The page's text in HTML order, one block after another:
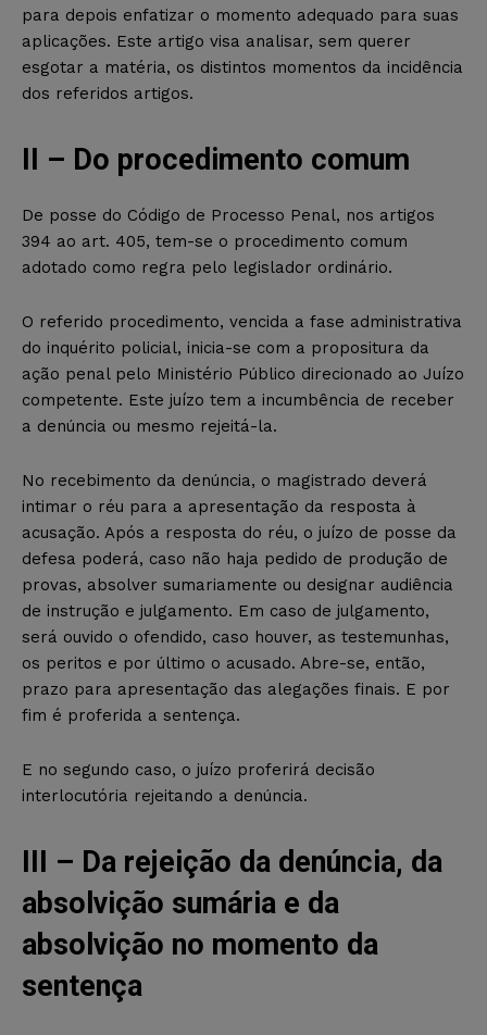
para depois enfatizar o momento adequado para suas
aplicações. Este artigo visa analisar, sem querer
esgotar a matéria, os distintos momentos da incidência
dos referidos artigos.
II – Do procedimento comum
De posse do Código de Processo Penal, nos artigos
394 ao art. 405, tem-se o procedimento comum
adotado como regra pelo legislador ordinário.
O referido procedimento, vencida a fase administrativa
do inquérito policial, inicia-se com a propositura da
ação penal pelo Ministério Público direcionado ao Juízo
competente. Este juízo tem a incumbência de receber
a denúncia ou mesmo rejeitá-la.
No recebimento da denúncia, o magistrado deverá
intimar o réu para a apresentação da resposta à
acusação. Após a resposta do réu, o juízo de posse da
defesa poderá, caso não haja pedido de produção de
provas, absolver sumariamente ou designar audiência
de instrução e julgamento. Em caso de julgamento,
será ouvido o ofendido, caso houver, as testemunhas,
os peritos e por último o acusado. Abre-se, então,
prazo para apresentação das alegações finais. E por
fim é proferida a sentença.
E no segundo caso, o juízo proferirá decisão
interlocutória rejeitando a denúncia.
III – Da rejeição da denúncia, da
absolvição sumária e da
absolvição no momento da
sentença